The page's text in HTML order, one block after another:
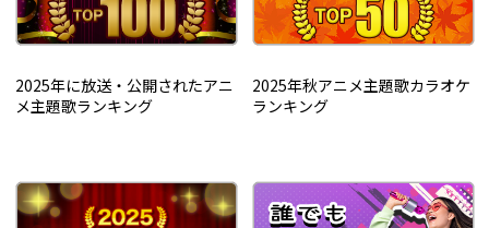
2025年に放送・公開されたアニ
メ主題歌ランキング
2025年秋アニメ主題歌カラオケ
ランキング